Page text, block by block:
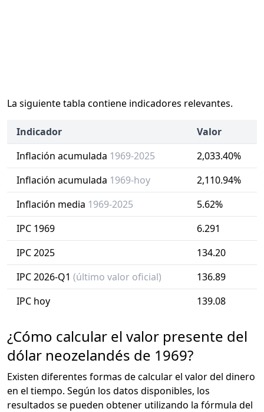
La siguiente tabla contiene indicadores relevantes.
Indicador
Valor
Inflación acumulada 1969-2025
2,033.40%
Inflación acumulada 1969-hoy
2,110.94%
Inflación media 1969-2025
5.62%
IPC 1969
6.291
IPC 2025
134.20
IPC 2026-Q1 (último valor oficial)
136.89
IPC hoy
139.08
¿Cómo calcular el valor presente del
dólar neozelandés de 1969?
Existen diferentes formas de calcular el valor del dinero
en el tiempo. Según los datos disponibles, los
resultados se pueden obtener utilizando la fórmula del